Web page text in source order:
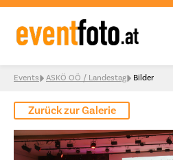
Skip to content
Events ASKÖ OÖ / Landestag Bilder
Zurück zur Galerie